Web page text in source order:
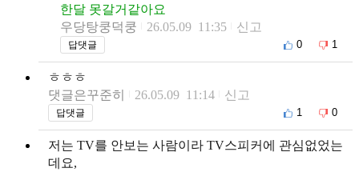
한달 못갈거같아요
우당탕쿵덕쿵
26.05.09 11:35 신고
답댓글 0 1
ㅎㅎㅎ
댓글은꾸준히
26.05.09 11:14 신고
답댓글 1 0
저는 TV를 안보는 사람이라 TV스피커에 관심없었는
데요,